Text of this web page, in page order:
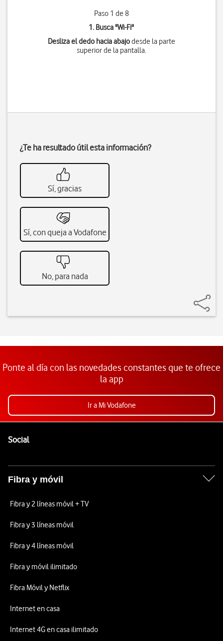
Paso 1 de 8
1. Busca "Wi-Fi"
Desliza el dedo hacia abajodesde la parte
superior de la pantalla.
¿Te ha resultado útil esta información?
Sí, gracias
Sí, con queja a Vodafone
No, para nada
Ponte al día con las novedades constantes que te ofrece
la app
Ir a Mi Vodafone
SocialEnlaces a las redes sociales de Vodafone
Fibra y móvil
Fibra y 2 líneas móvil + TV
Fibra y 3 líneas móvil
Fibra y 4 líneas móvil
Fibra y móvil ilimitado
Fibra Móvil y Netflix
Internet en casa
Internet 4G en casa ilimitado